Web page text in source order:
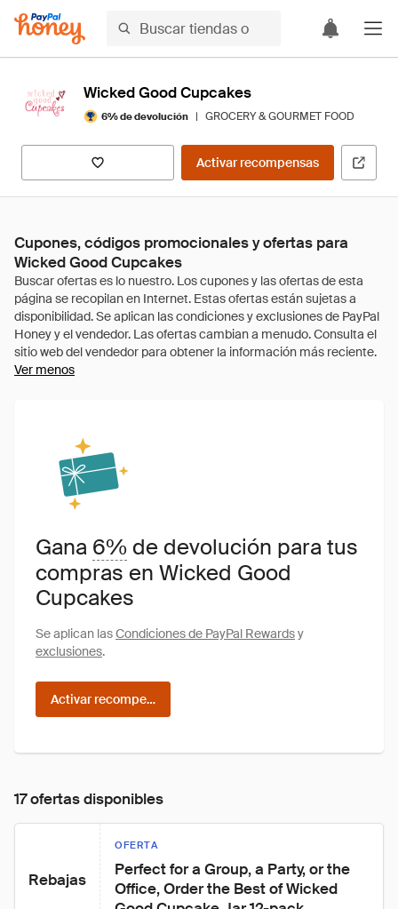
Wicked Good Cupcakes
6% de devolución | GROCERY & GOURMET FOOD
Activar recompensas
Cupones, códigos promocionales y ofertas para
Wicked Good Cupcakes
Ver menos
Gana 6% de devolución para tus
compras en Wicked Good
Cupcakes
Se aplican lasCondiciones de PayPal Rewardsy
exclusiones.
Activar recompensas
17 ofertas disponibles
Rebajas
OFERTA
Perfect for a Group, a Party, or the
Office, Order the Best of Wicked